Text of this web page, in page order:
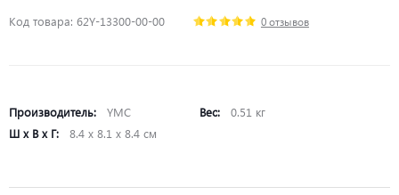
Код товара: 62Y-13300-00-00 0 отзывов
Производитель: YMC Вес:
0.51 кг
Ш х В х Г:
8.4 х 8.1 х 8.4 см